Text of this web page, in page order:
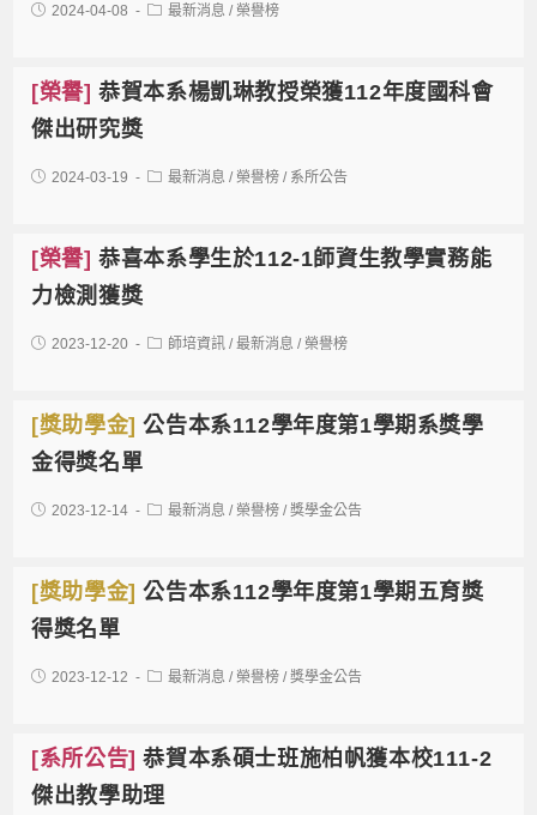
2024-04-08 最新消息 / 榮譽榜
[榮譽]恭賀本系楊凱琳教授榮獲112年度國科會
傑出研究獎
2024-03-19 最新消息 / 榮譽榜 / 系所公告
[榮譽]恭喜本系學生於112-1師資生教學實務能
力檢測獲獎
2023-12-20 師培資訊 / 最新消息 / 榮譽榜
[獎助學金]公告本系112學年度第1學期系獎學
金得獎名單
2023-12-14 最新消息 / 榮譽榜 / 獎學金公告
[獎助學金]公告本系112學年度第1學期五育獎
得獎名單
2023-12-12 最新消息 / 榮譽榜 / 獎學金公告
[系所公告]恭賀本系碩士班施柏帆獲本校111-2
傑出教學助理